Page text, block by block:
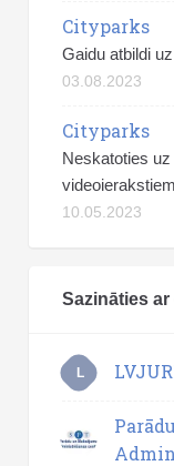
Cityparks
Gaidu atbildi
03.08.2023
Cityparks
Neskatoties
10.05.2023
Sazināties
L